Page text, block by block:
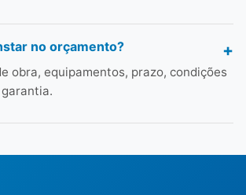
no orçamento?
obra, equipamentos, prazo, condições